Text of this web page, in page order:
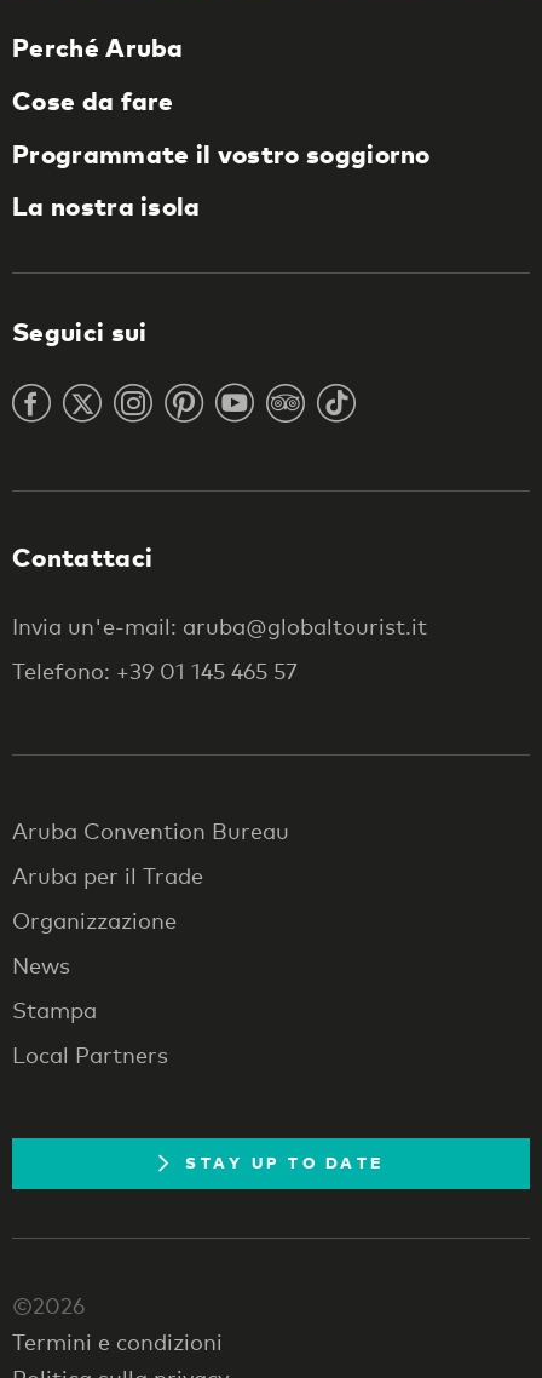
Perché Aruba
Cose da fare
Programmate il vostro soggiorno
La nostra isola
Seguici sui
Contattaci
Invia un'e-mail: aruba@globaltourist.it
Telefono: +39 01 145 465 57
Aruba Convention Bureau
Aruba per il Trade
Organizzazione
News
Stampa
Local Partners
STAY UP TO DATE
©2026
Termini e condizioni